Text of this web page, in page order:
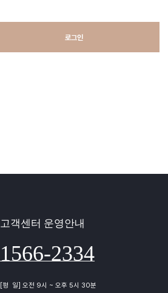
로그인
고객센터 운영안내
1566-2334
[평 일] 오전 9시 ~ 오후 5시 30분